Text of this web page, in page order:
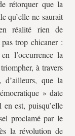
rétorquer que la
qu’elle ne saurait
réalité rien de
trop chicaner :
l’occurrence la
à travers
que la
» date
est, puisqu’elle
proclamé par le
la révolution de